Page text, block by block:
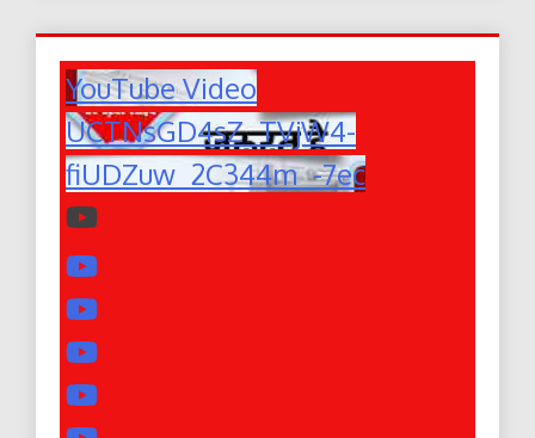
YouTube Video
UCTNsGD4sZ_TVjW4-
fiUDZuw_2C344m_-7ec